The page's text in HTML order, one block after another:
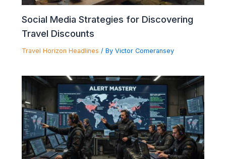
Social Media Strategies for Discovering
Travel Discounts
Travel Horizon Headlines / By Victor Comeransey